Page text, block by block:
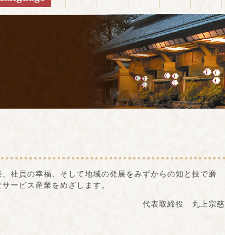
社員の幸福、そして地域の発展をみずからの知と技で磨
ービス産業をめざします。
代表取締役 丸上宗慈